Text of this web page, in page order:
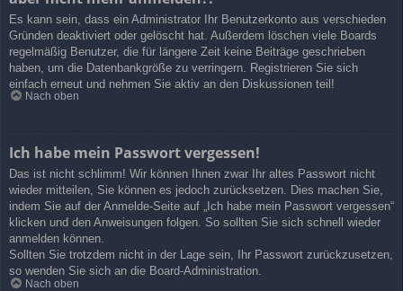
Es kann sein, dass ein Administrator Ihr Benutzerkonto aus verschieden
Gründen deaktiviert oder gelöscht hat. Außerdem löschen viele Boards
regelmäßig Benutzer, die für längere Zeit keine Beiträge geschrieben
haben, um die Datenbankgröße zu verringern. Registrieren Sie sich
einfach erneut und nehmen Sie aktiv an den Diskussionen teil!
Nach oben
Ich habe mein Passwort vergessen!
Das ist nicht schlimm! Wir können Ihnen zwar Ihr altes Passwort nicht
wieder mitteilen, Sie können es jedoch zurücksetzen. Dies machen Sie,
indem Sie auf der Anmelde-Seite auf „Ich habe mein Passwort vergessen“
klicken und den Anweisungen folgen. So sollten Sie sich schnell wieder
anmelden können.
Sollten Sie trotzdem nicht in der Lage sein, Ihr Passwort zurückzusetzen,
so wenden Sie sich an die Board-Administration.
Nach oben